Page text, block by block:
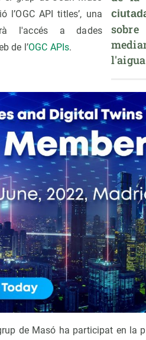
API titles’, una
l'accés a dades
de l’OGC APIs.
de Masó ha participat en la